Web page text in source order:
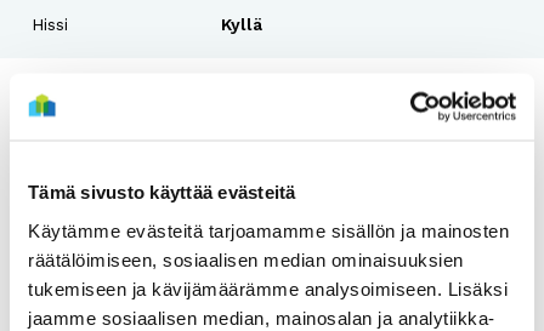
Tämä sivusto käyttää evästeitä
Käytämme evästeitä tarjoamamme sisällön ja mainosten
räätälöimiseen, sosiaalisen median ominaisuuksien
tukemiseen ja kävijämäärämme analysoimiseen. Lisäksi
jaamme sosiaalisen median, mainosalan ja analytiikka-
Hissi Kyllä
Tulo- ja
varallisuusraja
Vapautuvia asuntoja